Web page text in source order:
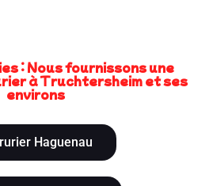
: Nous fournissons une
à Truchtersheim et ses
environs
Haguenau